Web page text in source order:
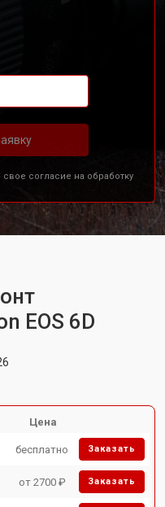
согласие на обработку
EOS 6D
Цена
бесплатно Заказать
от 2700 ₽ Заказать